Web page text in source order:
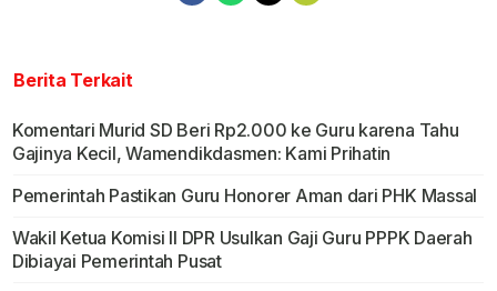
Berita Terkait
Komentari Murid SD Beri Rp2.000 ke Guru karena Tahu
Gajinya Kecil, Wamendikdasmen: Kami Prihatin
Pemerintah Pastikan Guru Honorer Aman dari PHK Massal
Wakil Ketua Komisi II DPR Usulkan Gaji Guru PPPK Daerah
Dibiayai Pemerintah Pusat